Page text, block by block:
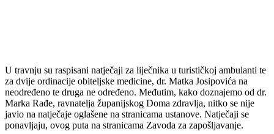
U travnju su raspisani natječaji za liječnika u turističkoj ambulanti te
za dvije ordinacije obiteljske medicine, dr. Matka Josipovića na
neodređeno te druga ne određeno. Međutim, kako doznajemo od dr.
Marka Rađe, ravnatelja županijskog Doma zdravlja, nitko se nije
javio na natječaje oglašene na stranicama ustanove. Natječaji se
ponavljaju, ovog puta na stranicama Zavoda za zapošljavanje.